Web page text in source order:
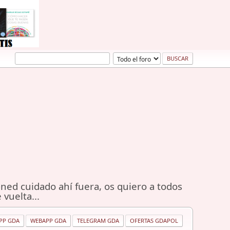
cuidado ahí fuera, os quiero a todos
vuelta...
GDA WEBAPP GDA TELEGRAM GDA OFERTAS GDAPOL